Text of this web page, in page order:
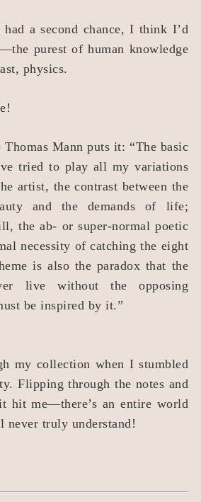
a second chance, I think I’d
purest of human knowledge
physics.
Mann puts it: “The basic
tried to play all my variations
artist, the contrast between the
and the demands of life;
the ab- or super-normal poetic
necessity of catching the eight
is also the paradox that the
live without the opposing
be inspired by it.”
my collection when I stumbled
Flipping through the notes and
hit me—there’s an entire world
truly understand!